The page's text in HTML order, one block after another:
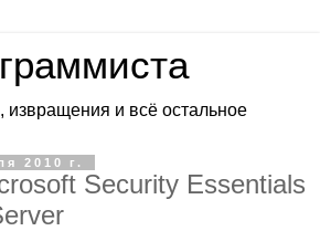
и всё остальное
2010 г.
Security Essentials